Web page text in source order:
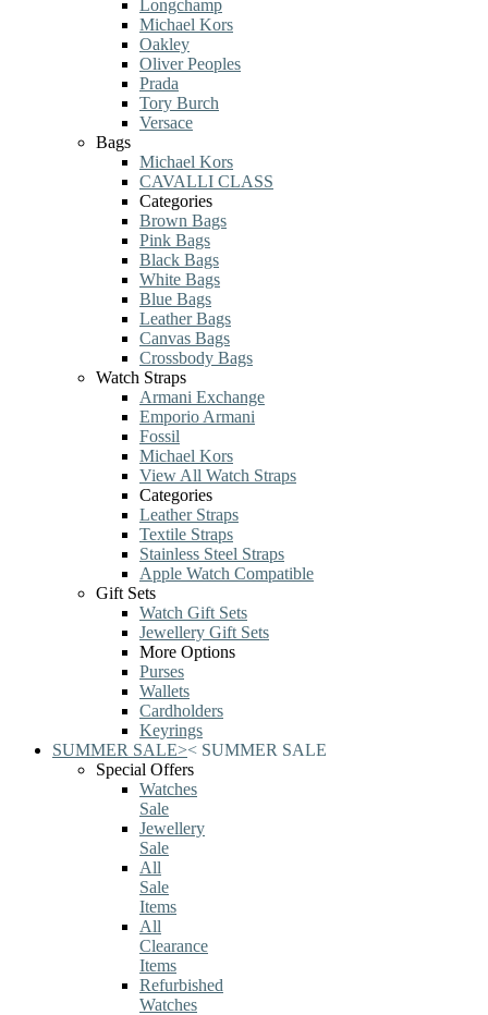
Longchamp
Michael Kors
Oakley
Oliver Peoples
Prada
Tory Burch
Versace
Bags
Michael Kors
CAVALLI CLASS
Categories
Brown Bags
Pink Bags
Black Bags
White Bags
Blue Bags
Leather Bags
Canvas Bags
Crossbody Bags
Watch Straps
Armani Exchange
Emporio Armani
Fossil
Michael Kors
View All Watch Straps
Categories
Leather Straps
Textile Straps
Stainless Steel Straps
Apple Watch Compatible
Gift Sets
Watch Gift Sets
Jewellery Gift Sets
More Options
Purses
Wallets
Cardholders
Keyrings
SUMMER SALE>< SUMMER SALE
Special Offers
Watches
Sale
Jewellery
Sale
All
Sale
Items
All
Clearance
Items
Refurbished
Watches